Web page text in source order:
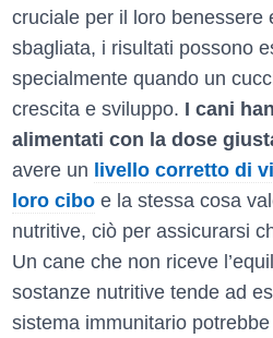
cruciale per il loro benessere
sbagliata, i risultati possono
specialmente quando un
crescita e sviluppo. I cani
alimentati con la dose
avere un livello corretto di
loro cibo e la stessa cosa
nutritive, ciò per assicurarsi
Un cane che non riceve
sostanze nutritive tende ad
sistema immunitario